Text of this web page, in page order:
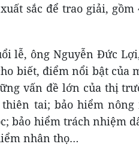
sắc để trao giải,
lễ, ông Nguyễn Đức
biết, điểm nổi bật của
vấn đề lớn của thị
tai; bảo hiểm
bảo hiểm trách nhiệm
nhân thọ…